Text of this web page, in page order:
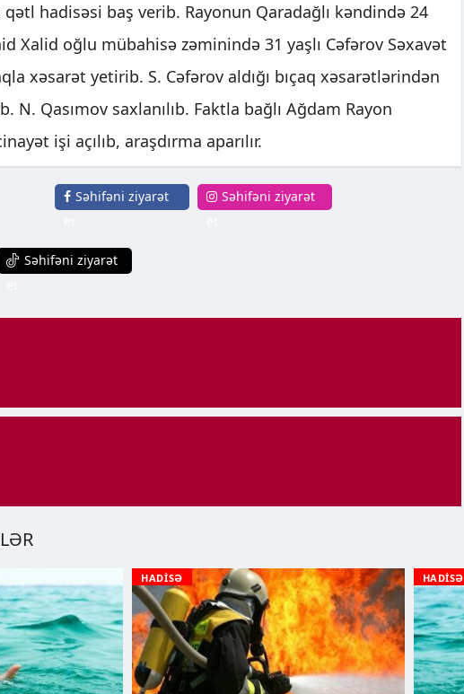
hadisəsi baş verib. Rayonun Qaradağlı kəndində 24
Xalid oğlu mübahisə zəminində 31 yaşlı Cəfərov Səxavət
xəsarət yetirib. S. Cəfərov aldığı bıçaq xəsarətlərindən
N. Qasımov saxlanılıb. Faktla bağlı Ağdam Rayon
işi açılıb, araşdırma aparılır.
Səhifəni ziyarət
Səhifəni ziyarət
Səhifəni ziyarət
HADİSƏ HADİSƏ